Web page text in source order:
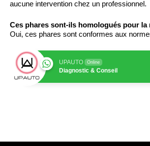
aucune intervention chez un professionnel.
Ces phares sont-ils homologués pour la
Oui, ces phares sont conformes aux
UPAUTO Online
Diagnostic & Conseil